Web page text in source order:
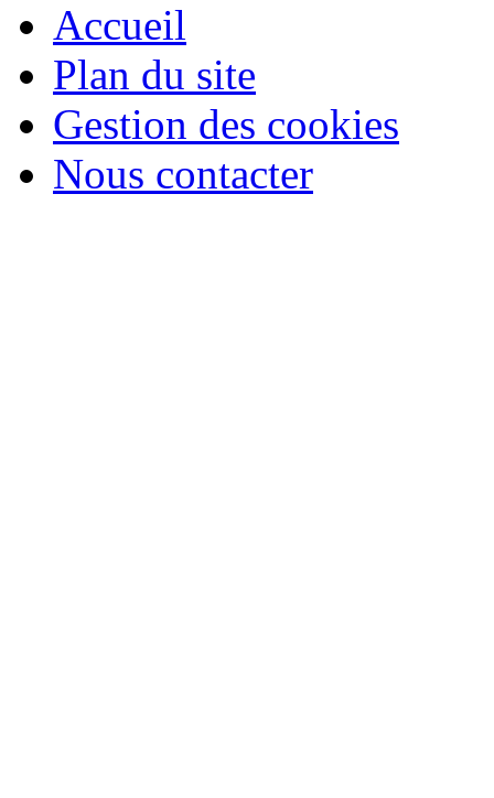
Accueil
Plan du site
Gestion des cookies
Nous contacter